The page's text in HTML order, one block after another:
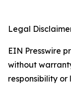
Legal
EIN Presswire
without
responsibility